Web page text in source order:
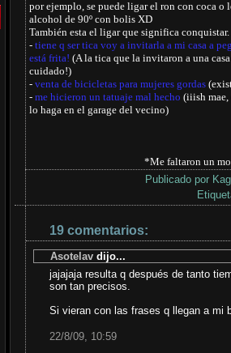
por ejemplo, se puede ligar el ron con coca o
alcohol de 90º con bolis XD
También esta el ligar que significa conquistar.
- tiene q ser tica voy a invitarla a mi casa a
está frita! (A la tica que la invitaron a una
cuidado!)
- venta de bicicletas para mujeres gordas
- me hicieron un tatuaje mal hecho (iiish mae,
lo haga en el garage del vecino)
*Me faltaron un
Publicado por
19 comentarios:
Asotelav dijo...
jajajaja resulta q después de tanto
son tan precisos.
Si vieran con las frases q llegan a mi
22/8/09, 10:59